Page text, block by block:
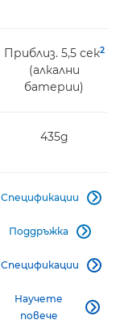
Приблиз. 5,5 сек2
(алкални
батерии)
435g
Спецификации 
Поддръжка 
Спецификации 
Научете
повече
